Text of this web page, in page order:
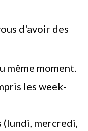
d'avoir des
même moment.
les week-
mercredi,